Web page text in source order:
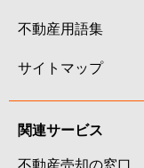
不動産用語集
サイトマップ
関連サービス
不動産売却の窓口